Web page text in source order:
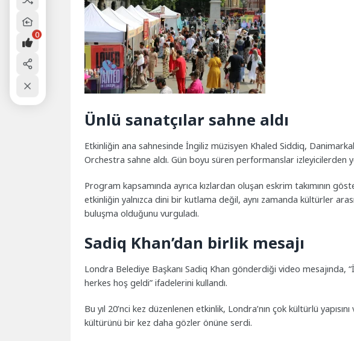
Ünlü sanatçılar sahne aldı
Etkinliğin ana sahnesinde İngiliz müzisyen Khaled Siddiq,
Orchestra sahne aldı. Gün boyu süren performanslar izleyicilerden
Program kapsamında ayrıca kızlardan oluşan eskrim takımının
etkinliğin yalnızca dini bir kutlama değil, aynı zamanda kültürler
buluşma olduğunu vurguladı.
Sadiq Khan’dan birlik mesajı
Londra Belediye Başkanı Sadiq Khan gönderdiği video mesajında,
herkes hoş geldi” ifadelerini kullandı.
Bu yıl 20’nci kez düzenlenen etkinlik, Londra’nın çok kültürlü
kültürünü bir kez daha gözler önüne serdi.
0